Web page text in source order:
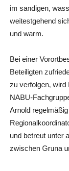
im sandigen,
weitestgehend
und warm.
Bei einer
Beteiligten
zu verfolgen, wird
NABU-
Arnold
und betreut unter
zwischen Gruna